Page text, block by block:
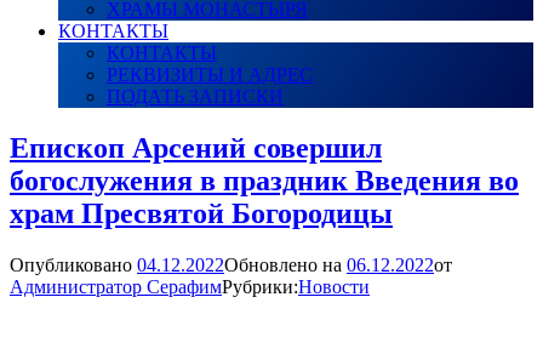
ХРАМЫ МОНАСТЫРЯ
КОНТАКТЫ
КОНТАКТЫ
РЕКВИЗИТЫ И АДРЕС
ПОДАТЬ ЗАПИСКИ
Епископ Арсений совершил
богослужения в праздник Введения во
храм Пресвятой Богородицы
Опубликовано 04.12.2022Обновлено на 06.12.2022от
Администратор СерафимРубрики:Новости